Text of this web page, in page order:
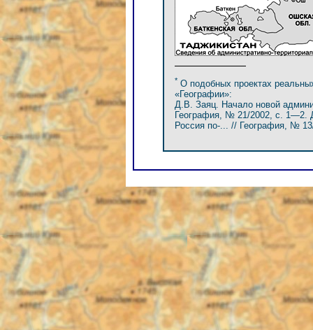
* О подобных проектах
«Географии»:
Д.В. Заяц. Начало новой
География, № 21/2002, с. 1—2.
Россия по-... // География, №